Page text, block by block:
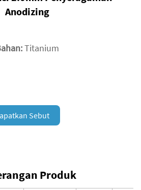
Anodizing
Titanium
Sebut
Produk